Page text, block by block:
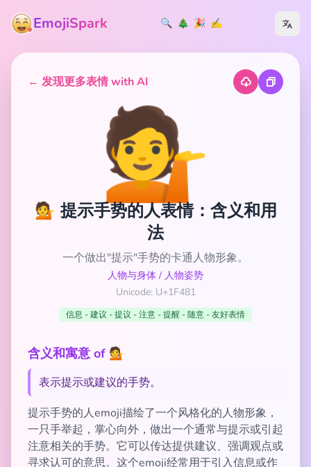
EmojiSpark 🔍 🎄 🎉 ✍️
← 发现更多表情 with AI
💁
💁 提示手势的人表情：含义和用
法
一个做出"提示"手势的卡通人物形象。
人物与身体 / 人物姿势
Unicode: U+1F481
信息 - 建议 - 提议 - 注意 - 提醒 - 随意 - 友好表情
含义和寓意 of 💁
表示提示或建议的手势。
提示手势的人emoji描绘了一个风格化的人物形象，
一只手举起，掌心向外，做出一个通常与提示或引起
注意相关的手势。它可以传达提供建议、强调观点或
寻求认可的意思。这个emoji经常用于引入信息或作